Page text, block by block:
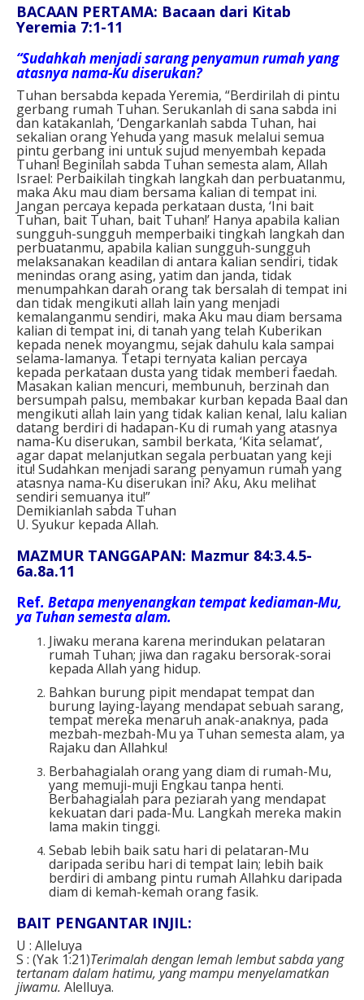
BACAAN PERTAMA: Bacaan dari Kitab
Yeremia 7:1-11
“Sudahkah menjadi sarang penyamun rumah yang
atasnya nama-Ku diserukan?
Tuhan bersabda kepada Yeremia, “Berdirilah di pintu
gerbang rumah Tuhan. Serukanlah di sana sabda ini
dan katakanlah, ‘Dengarkanlah sabda Tuhan, hai
sekalian orang Yehuda yang masuk melalui semua
pintu gerbang ini untuk sujud menyembah kepada
Tuhan! Beginilah sabda Tuhan semesta alam, Allah
Israel: Perbaikilah tingkah langkah dan perbuatanmu,
maka Aku mau diam bersama kalian di tempat ini.
Jangan percaya kepada perkataan dusta, ‘Ini bait
Tuhan, bait Tuhan, bait Tuhan!’ Hanya apabila kalian
sungguh-sungguh memperbaiki tingkah langkah dan
perbuatanmu, apabila kalian sungguh-sungguh
melaksanakan keadilan di antara kalian sendiri, tidak
menindas orang asing, yatim dan janda, tidak
menumpahkan darah orang tak bersalah di tempat ini
dan tidak mengikuti allah lain yang menjadi
kemalanganmu sendiri, maka Aku mau diam bersama
kalian di tempat ini, di tanah yang telah Kuberikan
kepada nenek moyangmu, sejak dahulu kala sampai
selama-lamanya. Tetapi ternyata kalian percaya
kepada perkataan dusta yang tidak memberi faedah.
Masakan kalian mencuri, membunuh, berzinah dan
bersumpah palsu, membakar kurban kepada Baal dan
mengikuti allah lain yang tidak kalian kenal, lalu kalian
datang berdiri di hadapan-Ku di rumah yang atasnya
nama-Ku diserukan, sambil berkata, ‘Kita selamat’,
agar dapat melanjutkan segala perbuatan yang keji
itu! Sudahkan menjadi sarang penyamun rumah yang
atasnya nama-Ku diserukan ini? Aku, Aku melihat
sendiri semuanya itu!”
Demikianlah sabda Tuhan
U. Syukur kepada Allah.
MAZMUR TANGGAPAN: Mazmur 84:3.4.5-
6a.8a.11
Ref. Betapa menyenangkan tempat kediaman-Mu,
ya Tuhan semesta alam.
Jiwaku merana karena merindukan pelataran
rumah Tuhan; jiwa dan ragaku bersorak-sorai
kepada Allah yang hidup.
Bahkan burung pipit mendapat tempat dan
burung laying-layang mendapat sebuah sarang,
tempat mereka menaruh anak-anaknya, pada
mezbah-mezbah-Mu ya Tuhan semesta alam, ya
Rajaku dan Allahku!
Berbahagialah orang yang diam di rumah-Mu,
yang memuji-muji Engkau tanpa henti.
Berbahagialah para peziarah yang mendapat
kekuatan dari pada-Mu. Langkah mereka makin
lama makin tinggi.
Sebab lebih baik satu hari di pelataran-Mu
daripada seribu hari di tempat lain; lebih baik
berdiri di ambang pintu rumah Allahku daripada
diam di kemah-kemah orang fasik.
BAIT PENGANTAR INJIL:
U : Alleluya
S : (Yak 1:21)Terimalah dengan lemah lembut sabda yang
tertanam dalam hatimu, yang mampu menyelamatkan
jiwamu. Alelluya.